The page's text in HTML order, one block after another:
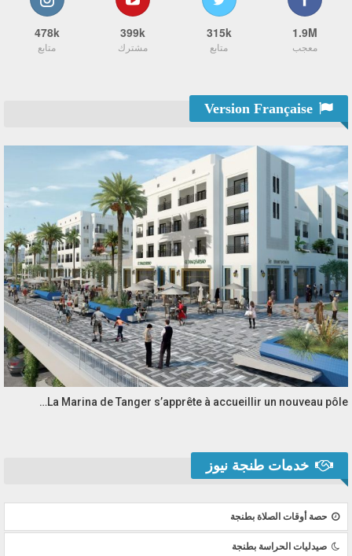
1.9M
معجب
315k
متابع
399k
مشترك
478k
متابع
La Marina de Tanger s’apprête à accueillir un nouveau pôle…
خدمات طنجة نيوز
حصة أوقات الصلاة بطنجة
صيدليات الحراسة بطنجة